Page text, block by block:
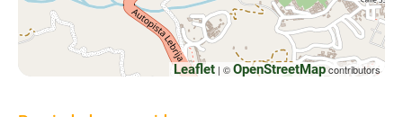
Leaflet | ©OpenStreetMapcontributors